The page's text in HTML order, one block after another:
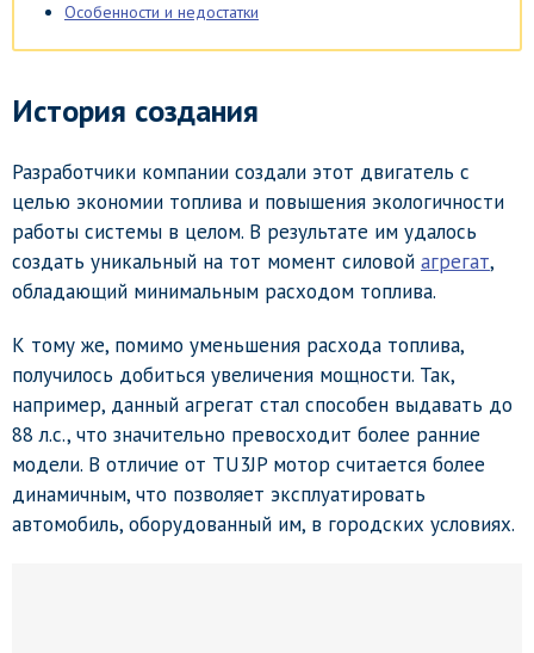
Особенности и недостатки
История создания
Разработчики компании создали этот двигатель с
целью экономии топлива и повышения экологичности
работы системы в целом. В результате им удалось
создать уникальный на тот момент силовой агрегат,
обладающий минимальным расходом топлива.
К тому же, помимо уменьшения расхода топлива,
получилось добиться увеличения мощности. Так,
например, данный агрегат стал способен выдавать до
88 л.с., что значительно превосходит более ранние
модели. В отличие от TU3JP мотор считается более
динамичным, что позволяет эксплуатировать
автомобиль, оборудованный им, в городских условиях.